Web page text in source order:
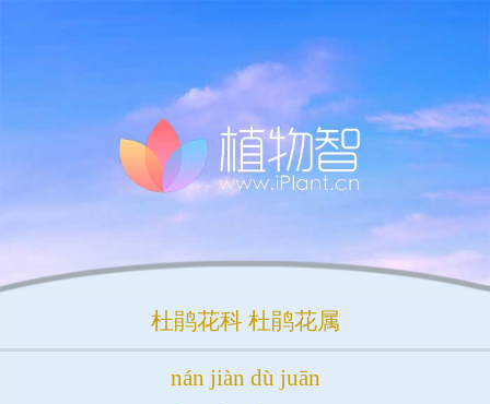
杜鹃花科 杜鹃花属
nán jiàn dù juān